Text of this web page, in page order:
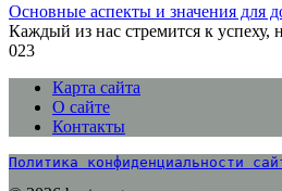
Основные аспекты и значения для
Каждый из нас стремится к успеху,
023
Карта сайта
О сайте
Контакты
Политика конфиденциальности